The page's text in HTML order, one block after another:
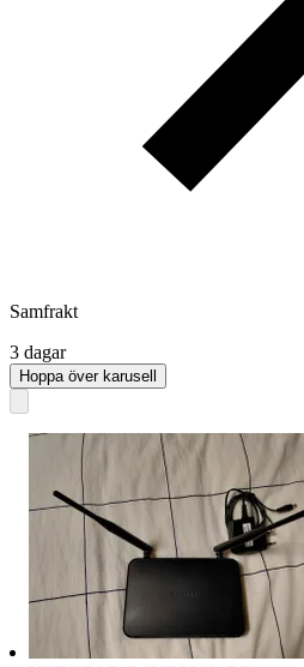
Samfrakt
3 dagar
Hoppa över karusell